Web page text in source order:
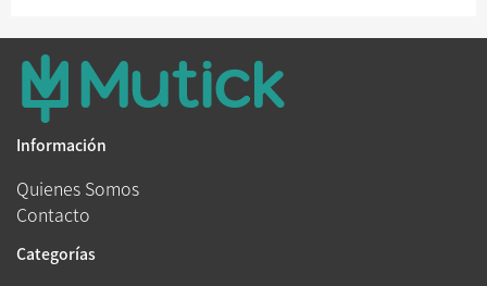
Información
Quienes Somos
Contacto
Categorías